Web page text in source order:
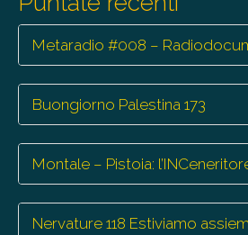
Metaradio #008 –
Buongiorno Palestina 173
Montale – Pistoia:
Nervature 118 Estiviamo